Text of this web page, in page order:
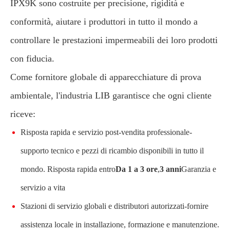
IPX9K sono costruite per precisione, rigidità e
conformità, aiutare i produttori in tutto il mondo a
controllare le prestazioni impermeabili dei loro prodotti
con fiducia.
Come fornitore globale di apparecchiature di prova
ambientale, l'industria LIB garantisce che ogni cliente
riceve:
Risposta rapida e servizio post-vendita professionale-
supporto tecnico e pezzi di ricambio disponibili in tutto il
mondo. Risposta rapida entroDa 1 a 3 ore,3 anniGaranzia e
servizio a vita
Stazioni di servizio globali e distributori autorizzati-fornire
assistenza locale in installazione, formazione e manutenzione.